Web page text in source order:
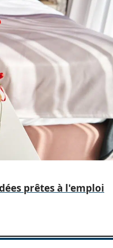
prêtes à l'emploi